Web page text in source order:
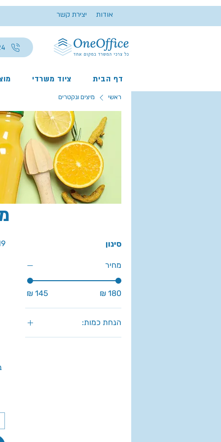
יצירת קשר אודות
דף הבית ציוד משרדי
ראשי מיצים ונקטרים
סינון
מחיר
הנחת כמות:
19